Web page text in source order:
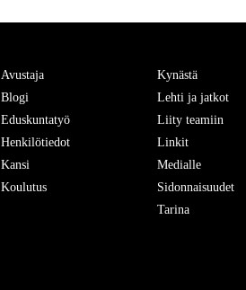
Avustaja
Blogi
Eduskuntatyö
Henkilötiedot
Kansi
Koulutus
Kynästä
Lehti ja jatkot
Liity teamiin
Linkit
Medialle
Sidonnaisuudet
Tarina